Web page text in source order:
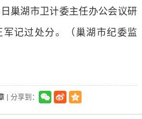
日巢湖市卫计委主任办公会议研
军记过处分。（巢湖市纪委监
| 分享到：